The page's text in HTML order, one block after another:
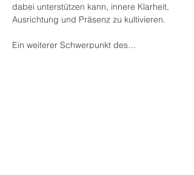
dabei unterstützen kann, innere Klarheit,
Ausrichtung und Präsenz zu kultivieren.
Ein weiterer Schwerpunkt des…